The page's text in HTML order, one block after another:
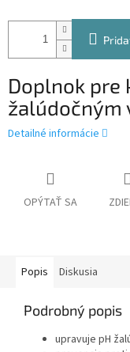
Doplnok pre
žalúdočným
Detailné informácie
OPÝTAŤ SA
Popis Diskusia
Podrobný popis
upravuje pH